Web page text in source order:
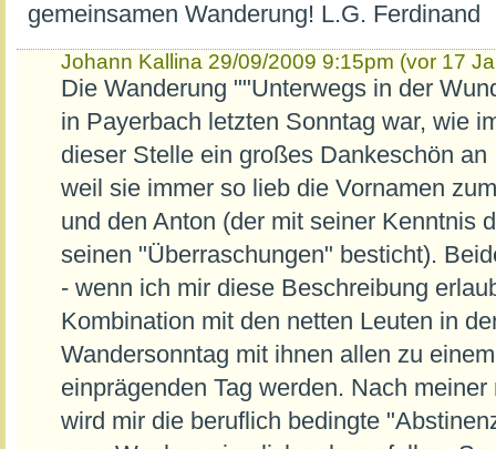
gemeinsamen Wanderung! L.G. Ferdinand
Johann Kallina 29/09/2009 9:15pm (vor 17
Die Wanderung ""Unterwegs in der
in Payerbach letzten Sonntag war, wie
dieser Stelle ein großes Dankeschön
weil sie immer so lieb die Vornamen
und den Anton (der mit seiner Kenntnis
seinen "Überraschungen" besticht).
- wenn ich mir diese Beschreibung
Kombination mit den netten Leuten in
Wandersonntag mit ihnen allen zu
einprägenden Tag werden. Nach
wird mir die beruflich bedingte